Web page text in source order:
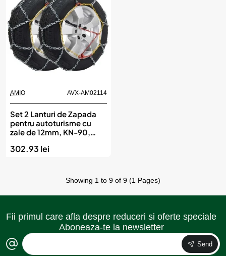
AMIO AVX-AM02114
Set 2 Lanturi de Zapada
pentru autoturisme cu
zale de 12mm, KN-90,
302.93 lei
Showing 1 to 9 of 9 (1 Pages)
Fii primul care afla despre reduceri si oferte speciale
Aboneaza-te la newsletter
Send